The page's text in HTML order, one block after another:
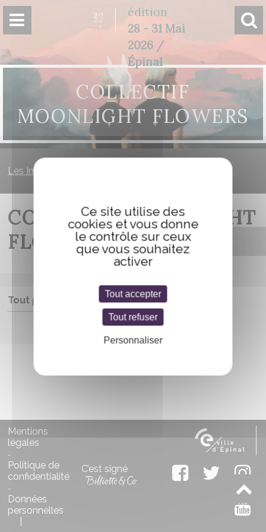
édition
28 - 31 Mai
2026 /
Épinal
COLLECTIF
MOONLIGHT FLOWERS
Les Imaginales
COLLECTIF MOONLIGHT
FLOWERS
Tout public
Entrée libre
Mentions
légales
-
Politique de
confidentialité
-
Données
personnelles
C’est signé
Panneau de gestion des cookies
Ce site utilise des
cookies et vous donne
le contrôle sur ceux
que vous souhaitez
activer
Tout accepter
Tout refuser
Personnaliser